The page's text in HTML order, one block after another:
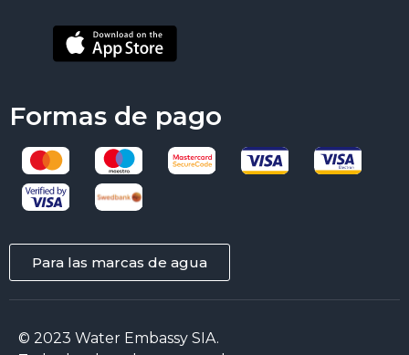
Formas de pago
Para las marcas de agua
© 2023 Water Embassy SIA.